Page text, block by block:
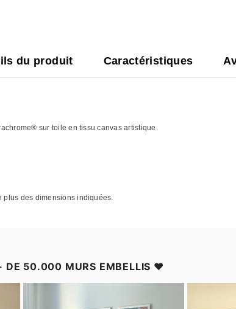
du produit Caractéristiques
sur toile en tissu canvas artistique.
plus des dimensions indiquées.
DE 50.000 MURS EMBELLIS ❤️